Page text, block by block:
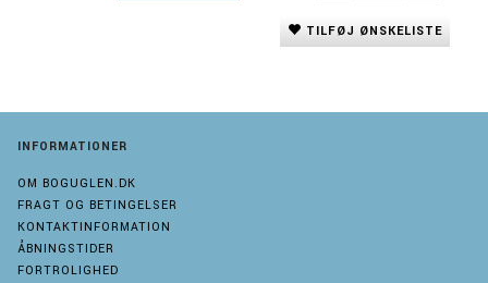
TILFØJ ØNSKELISTE
INFORMATIONER
OM BOGUGLEN.DK
FRAGT OG BETINGELSER
KONTAKTINFORMATION
ÅBNINGSTIDER
FORTROLIGHED